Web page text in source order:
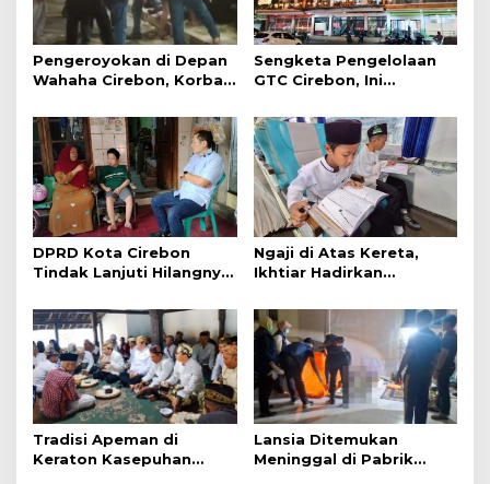
Pengeroyokan di Depan
Wahaha Cirebon, Korban
Polisi
Sengketa Pengelolaan
GTC Cirebon, Ini
Simanjuntak
DPRD Kota Cirebon
Tindak Lanjuti Hilangnya
Disabilitas
Ngaji di Atas Kereta,
Ikhtiar Hadirkan
Nyaman
Tradisi Apeman di
Keraton Kasepuhan
Lansia Ditemukan
Meninggal di Pabrik